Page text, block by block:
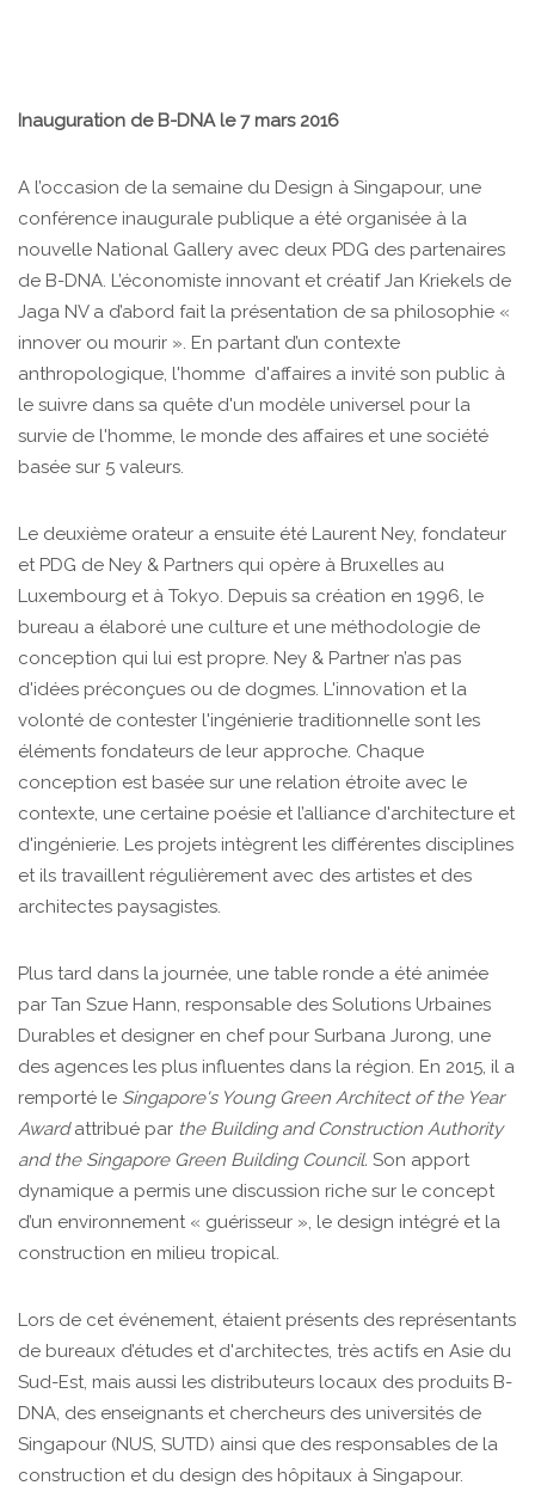
Inauguration de B-DNA le 7 mars 2016
A l’occasion de la semaine du Design à Singapour, une
conférence inaugurale publique a été organisée à la
nouvelle National Gallery avec deux PDG des partenaires
de B-DNA. L’économiste innovant et créatif Jan Kriekels de
Jaga NV a d’abord fait la présentation de sa philosophie «
innover ou mourir ». En partant d’un contexte
anthropologique, l'homme d'affaires a invité son public à
le suivre dans sa quête d'un modèle universel pour la
survie de l'homme, le monde des affaires et une société
basée sur 5 valeurs.
Le deuxième orateur a ensuite été Laurent Ney, fondateur
et PDG de Ney & Partners qui opère à Bruxelles au
Luxembourg et à Tokyo. Depuis sa création en 1996, le
bureau a élaboré une culture et une méthodologie de
conception qui lui est propre. Ney & Partner n’as pas
d'idées préconçues ou de dogmes. L'innovation et la
volonté de contester l'ingénierie traditionnelle sont les
éléments fondateurs de leur approche. Chaque
conception est basée sur une relation étroite avec le
contexte, une certaine poésie et l’alliance d'architecture et
d'ingénierie. Les projets intègrent les différentes disciplines
et ils travaillent régulièrement avec des artistes et des
architectes paysagistes.
Plus tard dans la journée, une table ronde a été animée
par Tan Szue Hann, responsable des Solutions Urbaines
Durables et designer en chef pour Surbana Jurong, une
des agences les plus influentes dans la région. En 2015, il a
remporté le Singapore's Young Green Architect of the Year
Awardattribué par the Building and Construction Authority
and the Singapore Green Building Council. Son apport
dynamique a permis une discussion riche sur le concept
d’un environnement « guérisseur », le design intégré et la
construction en milieu tropical.
Lors de cet événement, étaient présents des représentants
de bureaux d’études et d'architectes, très actifs en Asie du
Sud-Est, mais aussi les distributeurs locaux des produits B-
DNA, des enseignants et chercheurs des universités de
Singapour (NUS, SUTD) ainsi que des responsables de la
construction et du design des hôpitaux à Singapour.